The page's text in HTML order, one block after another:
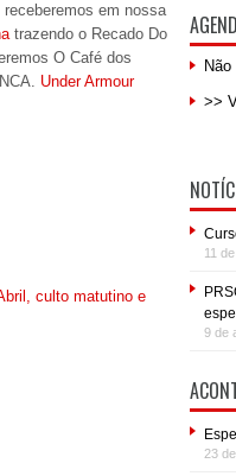
receberemos em nossa
trazendo o Recado Do
O Café dos
Under Armour
culto matutino e
>>
11
9 de
23